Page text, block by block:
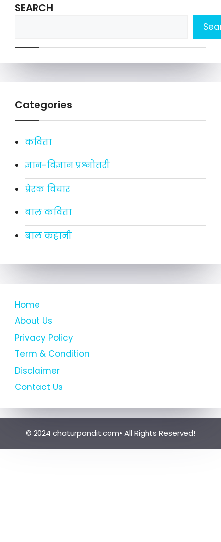
SEARCH
Categories
कविता
ज्ञान-विज्ञान प्रश्नोत्तरी
प्रेरक विचार
बाल कविता
बाल कहानी
Home
About Us
Privacy Policy
Term & Condition
Disclaimer
Contact Us
© 2024 chaturpandit.com• All Rights Reserved!